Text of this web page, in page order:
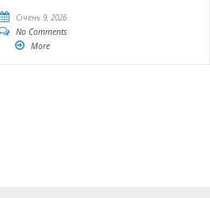
Січень 9, 2026
No Comments
More